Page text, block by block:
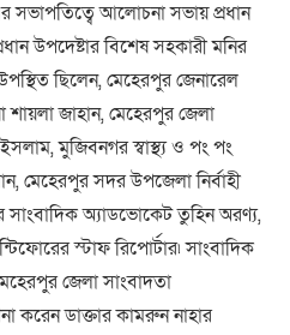
সভাপতিত্বে আলোচনা সভায় প্রধান
উপদেষ্টার বিশেষ সহকারী মনির
ছিলেন, মেহেরপুর জেনারেল
শায়লা জাহান, মেহেরপুর জেলা
মুজিবনগর স্বাস্থ্য ও পং পং
মেহেরপুর সদর উপজেলা নির্বাহী
অ্যাডভোকেট তুহিন অরণ্য,
স্টাফ রিপোর্টার৷ সাংবাদিক
জেলা সাংবাদতা
করেন ডাক্তার কামরুন নাহার